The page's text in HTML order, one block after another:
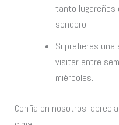
tanto lugareños
sendero.
Si prefieres
visitar entre
miércoles.
Confía en nosotros: